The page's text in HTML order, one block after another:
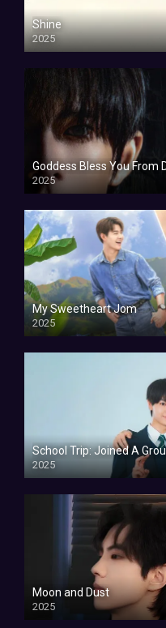
Shine
2025
Goddess Bless You From
2025
My Sweetheart Jom
2025
School Trip: Joined A
2025
Moon and Dust
2025